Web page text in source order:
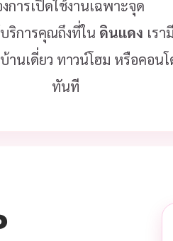
การเปิดใช้งานเฉพาะจุด
ริการคุณถึงที่ใน ดินแดง เร
นเดี่ยว ทาวน์โฮม หรือคอน
ทันที